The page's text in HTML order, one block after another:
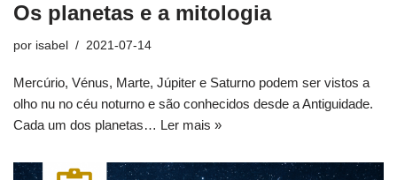
Os planetas e a mitologia
por isabel 2021-07-14
Mercúrio, Vénus, Marte, Júpiter e Saturno podem ser vistos a
olho nu no céu noturno e são conhecidos desde a Antiguidade.
Cada um dos planetas… Ler mais »